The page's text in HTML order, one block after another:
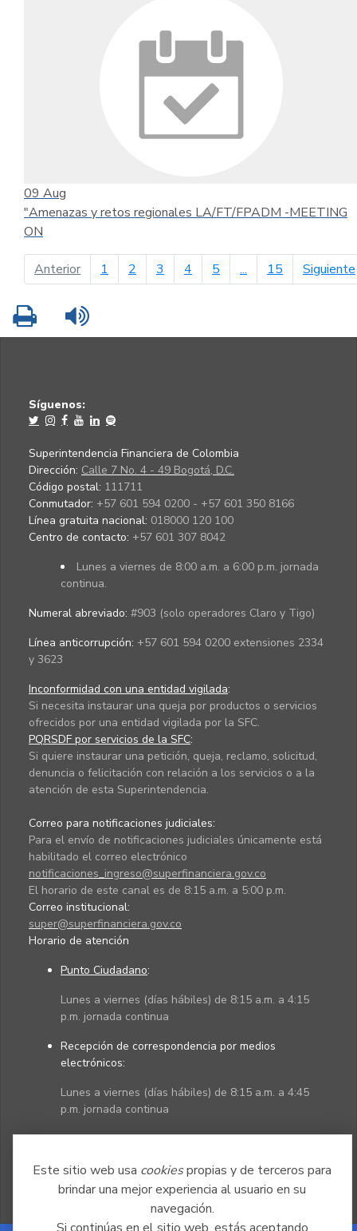
Este sitio web usa cookiespropias y de terceros para
brindar una mejor experiencia al usuario en su
navegación.
09 Aug
"Amenazas y retos regionales LA/FT/FPADM -MEETING
ON
Anteriorpágina anterior
1 2 3 4 5 ... 15 Siguiente
Imprimir
Síguenos:
Superintendencia Financiera de Colombia
Dirección: Calle 7 No. 4 - 49 Bogotá, D.C.
Código postal: 111711
Conmutador: +57 601 594 0200 - +57 601 350 8166
Línea gratuita nacional: 018000 120 100
Centro de contacto: +57 601 307 8042
Lunes a viernes de 8:00 a.m. a 6:00 p.m. jornada
continua.
Numeral abreviado: #903 (solo operadores Claro y Tigo)
Línea anticorrupción: +57 601 594 0200 extensiones 2334
y 3623
Inconformidad con una entidad vigilada:
Si necesita instaurar una queja por productos o servicios
ofrecidos por una entidad vigilada por la SFC.
PQRSDF por servicios de la SFC:
Si quiere instaurar una petición, queja, reclamo, solicitud,
denuncia o felicitación con relación a los servicios o a la
atención de esta Superintendencia.
Correo para notificaciones judiciales:
Para el envío de notificaciones judiciales únicamente está
habilitado el correo electrónico
notificaciones_ingreso@superfinanciera.gov.co
El horario de este canal es de 8:15 a.m. a 5:00 p.m.
Correo institucional:
super@superfinanciera.gov.co
Horario de atención
Punto Ciudadano:
Lunes a viernes (días hábiles) de 8:15 a.m. a 4:15
p.m. jornada continua
Recepción de correspondencia por medios
electrónicos:
Lunes a viernes (días hábiles) de 8:15 a.m. a 4:45
p.m. jornada continua